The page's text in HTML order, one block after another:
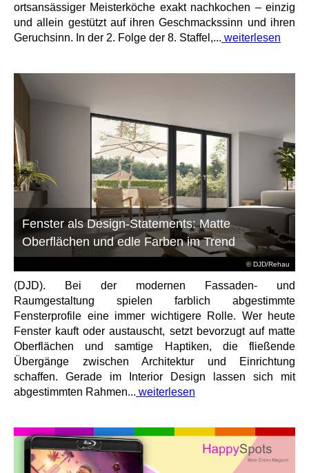
ortsansässiger Meisterköche exakt nachkochen – einzig
und allein gestützt auf ihren Geschmackssinn und ihren
Geruchsinn. In der 2. Folge der 8. Staffel,... weiterlesen
© DJD/Rehau
Fenster als Design-Statements: Matte
Oberflächen und edle Farben im Trend
(DJD). Bei der modernen Fassaden- und
Raumgestaltung spielen farblich abgestimmte
Fensterprofile eine immer wichtigere Rolle. Wer heute
Fenster kauft oder austauscht, setzt bevorzugt auf matte
Oberflächen und samtige Haptiken, die fließende
Übergänge zwischen Architektur und Einrichtung
schaffen. Gerade im Interior Design lassen sich mit
abgestimmten Rahmen... weiterlesen